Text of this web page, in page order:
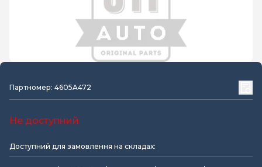
Партномер: 4605A472
Не доступний
Доступний для замовлення на складах: